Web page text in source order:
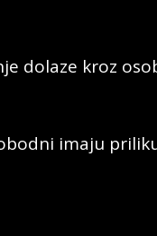
dolaze kroz
imaju